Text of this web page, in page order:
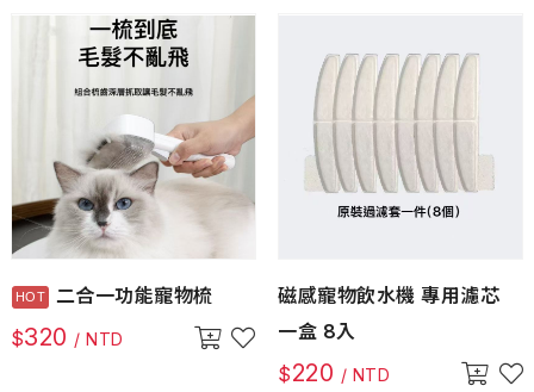
二合一功能寵物梳
$320 / NTD
磁感寵物飲水機 專用濾芯
一盒 8入
$220 / NTD